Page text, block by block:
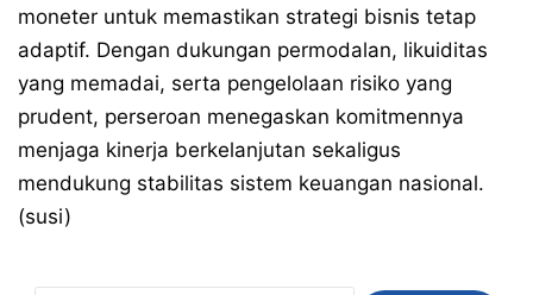
moneter untuk memastikan strategi bisnis tetap
adaptif. Dengan dukungan permodalan, likuiditas
yang memadai, serta pengelolaan risiko yang
prudent, perseroan menegaskan komitmennya
menjaga kinerja berkelanjutan sekaligus
mendukung stabilitas sistem keuangan nasional.
(susi)